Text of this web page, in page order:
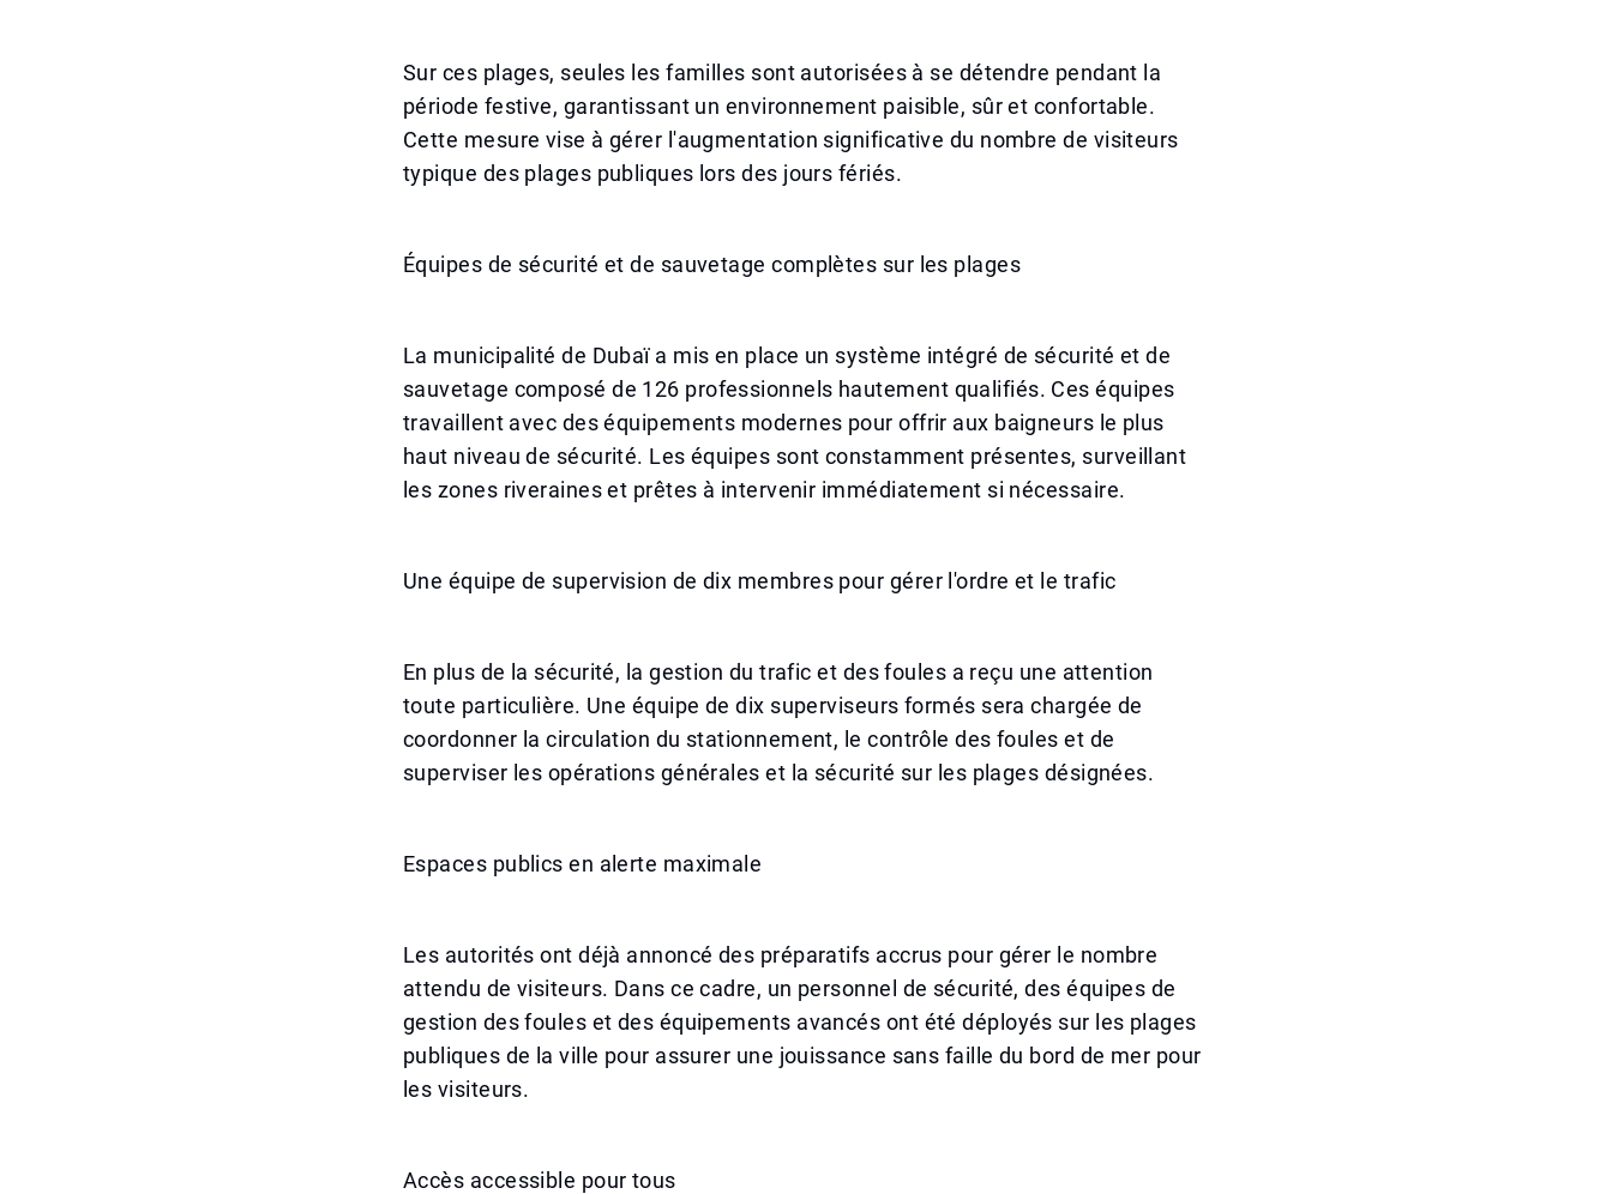
Sur ces plages, seules les familles sont autorisées à se détendre pendant la
période festive, garantissant un environnement paisible, sûr et confortable.
Cette mesure vise à gérer l'augmentation significative du nombre de visiteurs
typique des plages publiques lors des jours fériés.
Équipes de sécurité et de sauvetage complètes sur les plages
La municipalité de Dubaï a mis en place un système intégré de sécurité et de
sauvetage composé de 126 professionnels hautement qualifiés. Ces équipes
travaillent avec des équipements modernes pour offrir aux baigneurs le plus
haut niveau de sécurité. Les équipes sont constamment présentes, surveillant
les zones riveraines et prêtes à intervenir immédiatement si nécessaire.
Une équipe de supervision de dix membres pour gérer l'ordre et le trafic
En plus de la sécurité, la gestion du trafic et des foules a reçu une attention
toute particulière. Une équipe de dix superviseurs formés sera chargée de
coordonner la circulation du stationnement, le contrôle des foules et de
superviser les opérations générales et la sécurité sur les plages désignées.
Espaces publics en alerte maximale
Les autorités ont déjà annoncé des préparatifs accrus pour gérer le nombre
attendu de visiteurs. Dans ce cadre, un personnel de sécurité, des équipes de
gestion des foules et des équipements avancés ont été déployés sur les plages
publiques de la ville pour assurer une jouissance sans faille du bord de mer pour
les visiteurs.
Accès accessible pour tous